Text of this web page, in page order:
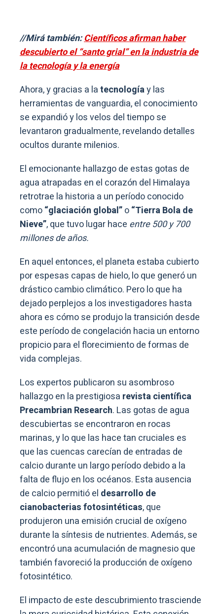
//Mirá también:Científicos afirman haber
descubierto el “santo grial” en la industria de
la tecnología y la energía
Ahora, y gracias a latecnologíay las
herramientas de vanguardia, el conocimiento
se expandió y los velos del tiempo se
levantaron gradualmente, revelando detalles
ocultos durante milenios.
El emocionante hallazgo de estas gotas de
agua atrapadas en el corazón del Himalaya
retrotrae la historia a un período conocido
como“glaciación global”o“Tierra Bola de
Nieve”, que tuvo lugar hace entre 500 y 700
millones de años.
En aquel entonces, el planeta estaba cubierto
por espesas capas de hielo, lo que generó un
drástico cambio climático. Pero lo que ha
dejado perplejos a los investigadores hasta
ahora es cómo se produjo la transición desde
este período de congelación hacia un entorno
propicio para el florecimiento de formas de
vida complejas.
Los expertos publicaron su asombroso
hallazgo en la prestigiosa revista científica
Precambrian Research. Las gotas de agua
descubiertas se encontraron en rocas
marinas, y lo que las hace tan cruciales es
que las cuencas carecían de entradas de
calcio durante un largo período debido a la
falta de flujo en los océanos. Esta ausencia
de calcio permitió el desarrollo de
cianobacterias fotosintéticas, que
produjeron una emisión crucial de oxígeno
durante la síntesis de nutrientes. Además, se
encontró una acumulación de magnesio que
también favoreció la producción de oxígeno
fotosintético.
El impacto de este descubrimiento trasciende